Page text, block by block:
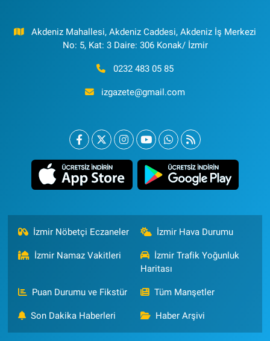
Akdeniz Mahallesi, Akdeniz Caddesi, Akdeniz İş Merkezi
No: 5, Kat: 3 Daire: 306 Konak/ İzmir
0232 483 05 85
izgazete@gmail.com
İzmir Nöbetçi Eczaneler İzmir Hava Durumu
İzmir Namaz Vakitleri
İzmir Trafik Yoğunluk
Haritası
Puan Durumu ve Fikstür Tüm Manşetler
Son Dakika Haberleri Haber Arşivi